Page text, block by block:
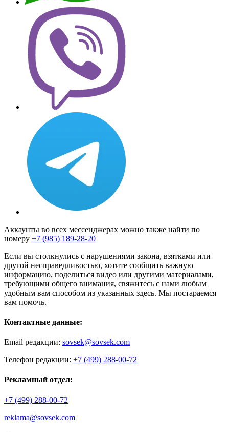
Аккаунты во всех мессенджерах можно также найти по
номеру +7 (985) 189-28-20
Если вы столкнулись с нарушениями закона, взятками или
другой несправедливостью, хотите сообщить важную
информацию, поделиться видео или другими материалами,
требующими общего внимания, свяжитесь с нами любым
удобным вам способом из указанных здесь. Мы постараемся
вам помочь.
Контактные данные:
Email редакции: sovsek@sovsek.com
Телефон редакции: +7 (499) 288-00-72
Рекламный отдел:
+7 (499) 288-00-72
reklama@sovsek.com